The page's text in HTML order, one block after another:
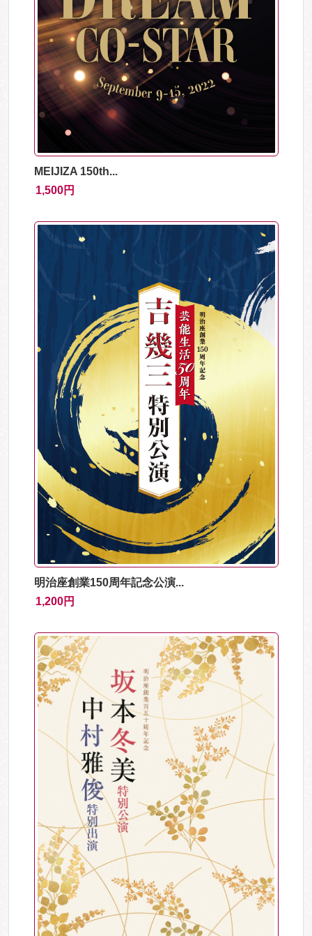
MEIJIZA 150th...
1,500円
明治座創業150周年記念公演...
1,200円